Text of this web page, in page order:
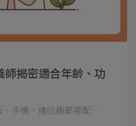
師揭密適合年齡、功
、手機，連吃飯都要配⋯